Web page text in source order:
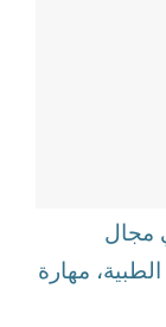
مجال
مهارة